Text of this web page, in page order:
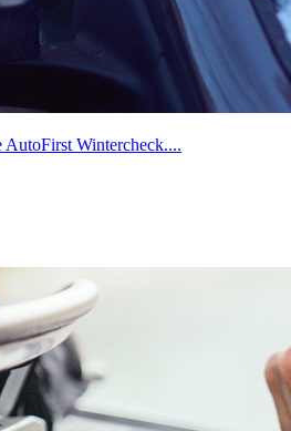
Wintercheck....